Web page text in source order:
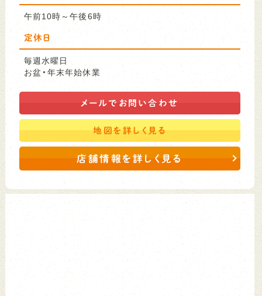
午前10時～午後6時
定休日
毎週水曜日
お盆・年末年始休業
メールで お問い合わせ
地図を詳しく見る
店舗情報を詳しく見る